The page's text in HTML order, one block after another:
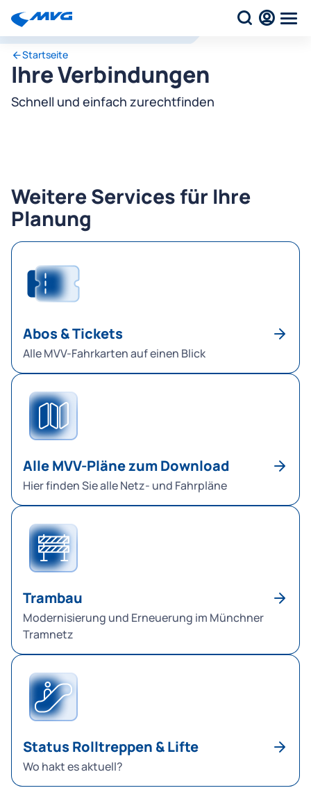
Startseite
Ihre Verbindungen
Schnell und einfach zurechtfinden
Weitere Services für Ihre
Planung
Abos & Tickets
Alle MVV-Fahrkarten auf einen Blick
Alle MVV-Pläne zum Download
Hier finden Sie alle Netz- und Fahrpläne
Trambau
Modernisierung und Erneuerung im Münchner
Tramnetz
Status Rolltreppen & Lifte
Wo hakt es aktuell?